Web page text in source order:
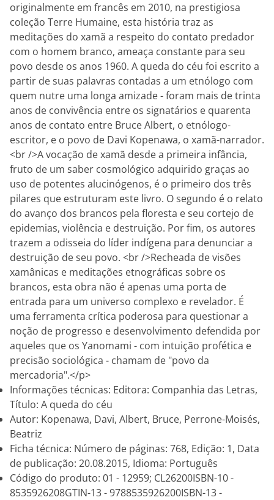
originalmente em francês em 2010, na prestigiosa
coleção Terre Humaine, esta história traz as
meditações do xamã a respeito do contato predador
com o homem branco, ameaça constante para seu
povo desde os anos 1960. A queda do céu foi escrito a
partir de suas palavras contadas a um etnólogo com
quem nutre uma longa amizade - foram mais de trinta
anos de convivência entre os signatários e quarenta
anos de contato entre Bruce Albert, o etnólogo-
escritor, e o povo de Davi Kopenawa, o xamã-narrador.
<br />A vocação de xamã desde a primeira infância,
fruto de um saber cosmológico adquirido graças ao
uso de potentes alucinógenos, é o primeiro dos três
pilares que estruturam este livro. O segundo é o relato
do avanço dos brancos pela floresta e seu cortejo de
epidemias, violência e destruição. Por fim, os autores
trazem a odisseia do líder indígena para denunciar a
destruição de seu povo. <br />Recheada de visões
xamânicas e meditações etnográficas sobre os
brancos, esta obra não é apenas uma porta de
entrada para um universo complexo e revelador. É
uma ferramenta crítica poderosa para questionar a
noção de progresso e desenvolvimento defendida por
aqueles que os Yanomami - com intuição profética e
precisão sociológica - chamam de "povo da
mercadoria".</p>
Informações técnicas: Editora: Companhia das Letras,
Título: A queda do céu
Autor: Kopenawa, Davi, Albert, Bruce, Perrone-Moisés,
Beatriz
Ficha técnica: Número de páginas: 768, Edição: 1, Data
de publicação: 20.08.2015, Idioma: Português
Código do produto: 01 - 12959; CL26200ISBN-10 -
8535926208GTIN-13 - 9788535926200ISBN-13 -